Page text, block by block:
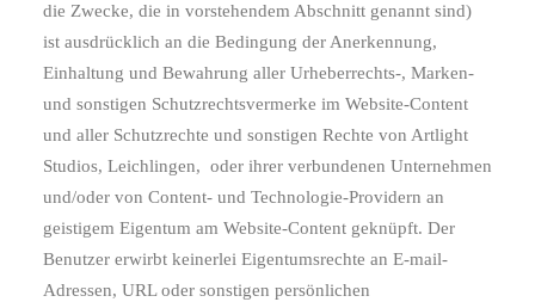
die Zwecke, die in vorstehendem Abschnitt genannt sind)
ist ausdrücklich an die Bedingung der Anerkennung,
Einhaltung und Bewahrung aller Urheberrechts-, Marken-
und sonstigen Schutzrechtsvermerke im Website-Content
und aller Schutzrechte und sonstigen Rechte von Artlight
Studios, Leichlingen, oder ihrer verbundenen Unternehmen
und/oder von Content- und Technologie-Providern an
geistigem Eigentum am Website-Content geknüpft. Der
Benutzer erwirbt keinerlei Eigentumsrechte an E-mail-
Adressen, URL oder sonstigen persönlichen